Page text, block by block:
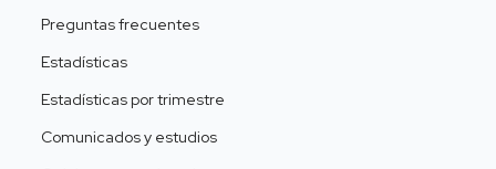
Preguntas frecuentes
Estadísticas
Estadísticas por trimestre
Comunicados y estudios